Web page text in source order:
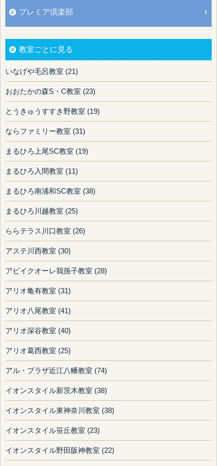
プレミア倶楽部
教室ごとに見る
いなげや毛呂教室 (21)
おおたかの森S・C教室 (23)
とうきゅうすすき野教室 (19)
ならファミリー教室 (31)
まるひろ上尾SC教室 (19)
まるひろ入間教室 (11)
まるひろ南浦和SC教室 (38)
まるひろ川越教室 (25)
ららテラス川口教室 (26)
アステ川西教室 (30)
アビイクオーレ我孫子教室 (28)
アリオ亀有教室 (31)
アリオ八尾教室 (41)
アリオ深谷教室 (40)
アリオ葛西教室 (25)
アル・プラザ近江八幡教室 (74)
イオンスタイル新茨木教室 (38)
イオンスタイル東神奈川教室 (38)
イオンスタイル笹丘教室 (23)
イオンスタイル野田阪神教室 (22)